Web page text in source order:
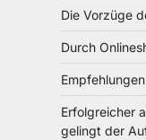
Die Vorzüge
Durch
Empfehlungen
Erfolgreicher
gelingt der